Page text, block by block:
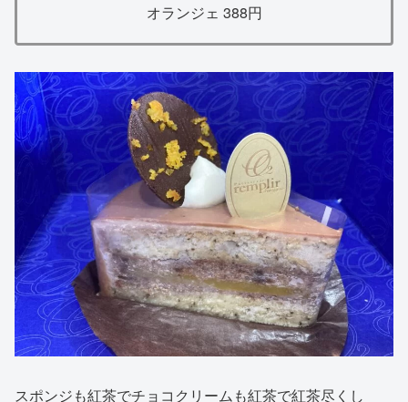
オランジェ 388円
スポンジも紅茶でチョコクリームも紅茶で紅茶尽くし